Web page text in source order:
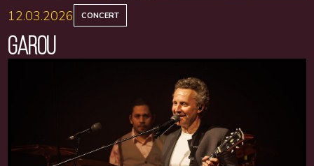
12.03.2026 CONCERT
GAROU